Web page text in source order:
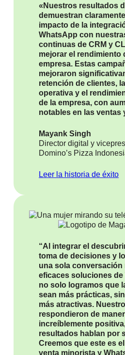
«Nuestros resultados
demuestran
impacto de la
WhatsApp con
continuas de CRM y
mejorar el rendimiento
empresa. Estas
mejoraron
retención de clientes,
operativa y el
de la empresa, con
notables en las ventas
Mayank Singh
Director digital y
Domino’s Pizza
Leer la historia de éxito
“Al integrar el
toma de decisiones y
una sola conversación
eficaces soluciones de
no solo logramos que
sean más prácticas,
más atractivas.
respondieron de
increíblemente
resultados hablan por
Creemos que este es
venta minorista y